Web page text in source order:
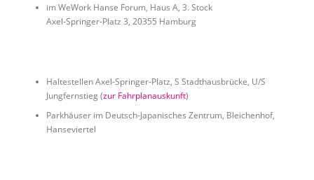
im WeWork Hanse Forum, Haus A, 3. Stock
Axel-Springer-Platz 3, 20355 Hamburg
Haltestellen Axel-Springer-Platz, S Stadthausbrücke, U/S
Jungfernstieg (zur Fahrplanauskunft)
Parkhäuser im Deutsch-Japanisches Zentrum, Bleichenhof,
Hanseviertel